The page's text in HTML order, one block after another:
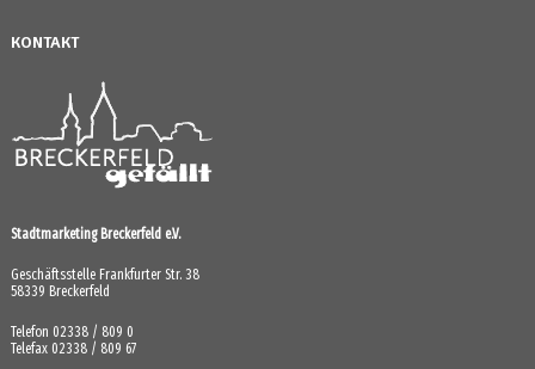
KONTAKT
Stadtmarketing Breckerfeld e.V.
Geschäftsstelle Frankfurter Str. 38
58339 Breckerfeld
Telefon 02338 / 809 0
Telefax 02338 / 809 67